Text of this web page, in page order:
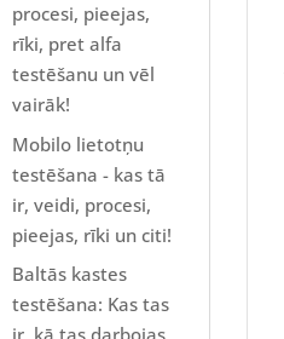
procesi, pieejas,
rīki, pret alfa
testēšanu un vēl
vairāk!
Mobilo lietotņu
testēšana - kas tā
ir, veidi, procesi,
pieejas, rīki un citi!
Baltās kastes
testēšana: Kas tas
ir, kā tas darbojas,